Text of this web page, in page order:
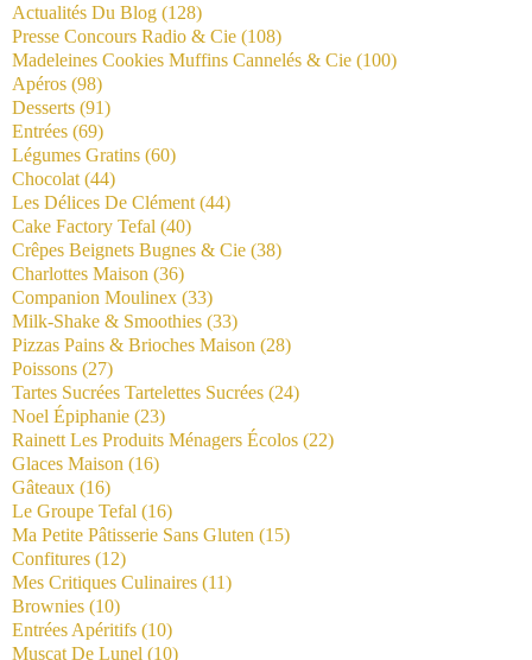
Actualités Du Blog (128)
Presse Concours Radio & Cie (108)
Madeleines Cookies Muffins Cannelés & Cie (100)
Apéros (98)
Desserts (91)
Entrées (69)
Légumes Gratins (60)
Chocolat (44)
Les Délices De Clément (44)
Cake Factory Tefal (40)
Crêpes Beignets Bugnes & Cie (38)
Charlottes Maison (36)
Companion Moulinex (33)
Milk-Shake & Smoothies (33)
Pizzas Pains & Brioches Maison (28)
Poissons (27)
Tartes Sucrées Tartelettes Sucrées (24)
Noel Épiphanie (23)
Rainett Les Produits Ménagers Écolos (22)
Glaces Maison (16)
Gâteaux (16)
Le Groupe Tefal (16)
Ma Petite Pâtisserie Sans Gluten (15)
Confitures (12)
Mes Critiques Culinaires (11)
Brownies (10)
Entrées Apéritifs (10)
Muscat De Lunel (10)